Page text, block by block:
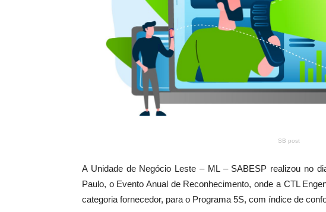
SB post
A Unidade de Negócio Leste – ML – SABESP realizou no
Paulo, o Evento Anual de Reconhecimento, onde a CTL
categoria fornecedor, para o Programa 5S, com índice de